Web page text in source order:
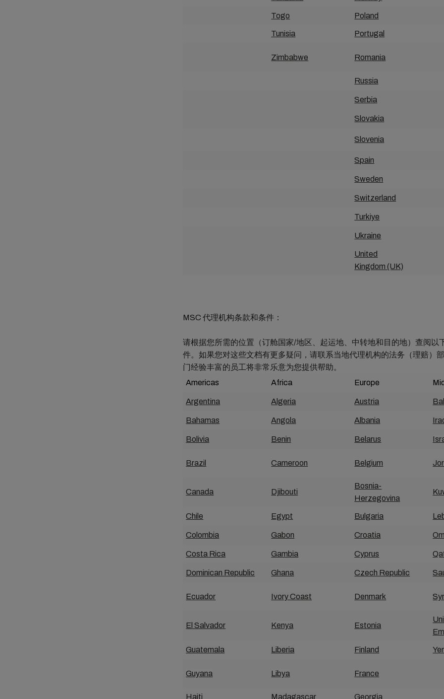
Togo Poland
Tunisia Portugal
Zimbabwe Romania
Russia
Serbia
Slovakia
Slovenia
Spain
Sweden
Switzerland
Turkiye
Ukraine
United
Kingdom (UK)
MSC 代理机构条款和条件：
请根据您所需的位置（订舱国家/地区、起运地、中转地和目的地）查阅以
件。如果您对这些文档有更多疑问，请联系当地代理机构的法务（理赔）
门经验丰富的员工将非常乐意为您提供帮助。
Americas
Africa Europe
Argentina Algeria Austria
Bahamas Angola Albania
Bolivia Benin Belarus
Brazil Cameroon Belgium
Canada Djibouti
Bosnia-
Herzegovina
Chile Egypt Bulgaria
Colombia Gabon Croatia
Costa Rica Gambia Cyprus
Dominican Republic Ghana Czech Republic
Ecuador Ivory Coast Denmark
El Salvador Kenya Estonia
Guatemala Liberia Finland
Guyana Libya France
Haiti Madagascar Georgia